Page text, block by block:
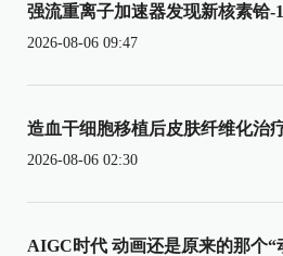
强流重离子加速器发现新核素铪-
2026-08-06 09:47
造血干细胞移植后皮肤纤维化治
2026-08-06 02:30
AIGC时代 动画还是原来的那个“